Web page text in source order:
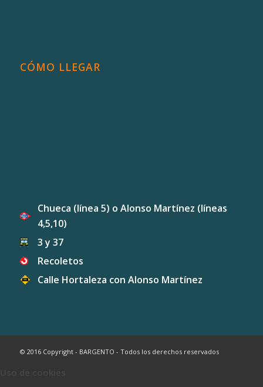
CÓMO LLEGAR
Chueca (línea 5) o Alonso Martínez (líneas
4,5,10)
3 y 37
Recoletos
Calle Hortaleza con Alonso Martínez
© 2016 Copyright - BARGENTO - Todos los derechos reservados